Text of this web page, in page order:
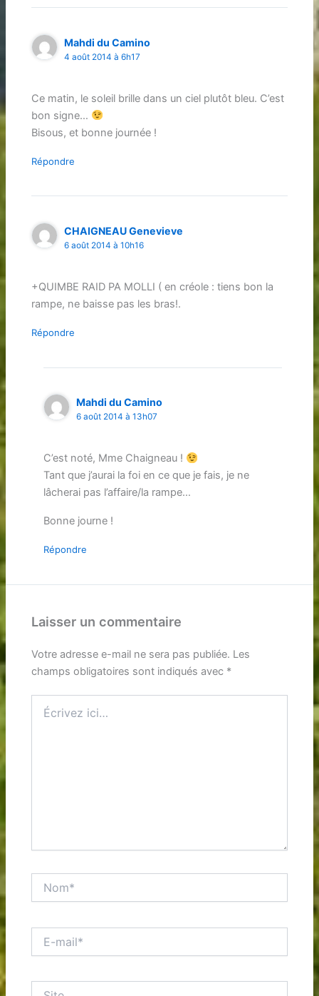
Mahdi du Camino
4 août 2014 à 6h17
Ce matin, le soleil brille dans un ciel plutôt bleu. C’est
bon signe…
Bisous, et bonne journée !
Répondre
CHAIGNEAU Genevieve
6 août 2014 à 10h16
+QUIMBE RAID PA MOLLI ( en créole : tiens bon la
rampe, ne baisse pas les bras!.
Répondre
Mahdi du Camino
6 août 2014 à 13h07
C’est noté, Mme Chaigneau !
Tant que j’aurai la foi en ce que je fais, je ne
lâcherai pas l’affaire/la rampe…
Bonne journe !
Répondre
Laisser un commentaire
Votre adresse e-mail ne sera pas publiée. Les
champs obligatoires sont indiqués avec *
ici…
mail*